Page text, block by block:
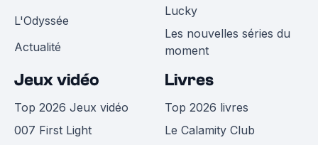
L'Odyssée
Actualité
Lucky
Les nouvelles séries du
moment
Jeux vidéo
Top 2026 Jeux vidéo
007 First Light
Livres
Top 2026 livres
Le Calamity Club